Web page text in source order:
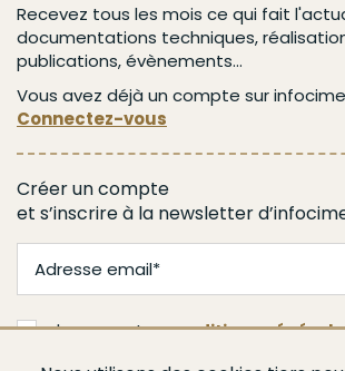
Recevez tous les mois ce qui fait
documentations techniques,
publications, évènements...
Vous avez déjà un compte sur
Connectez-vous
Créer un compte
et s’inscrire à la newsletter
J'accepte lesconditions